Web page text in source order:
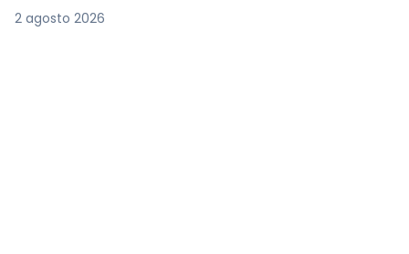
2 agosto 2026